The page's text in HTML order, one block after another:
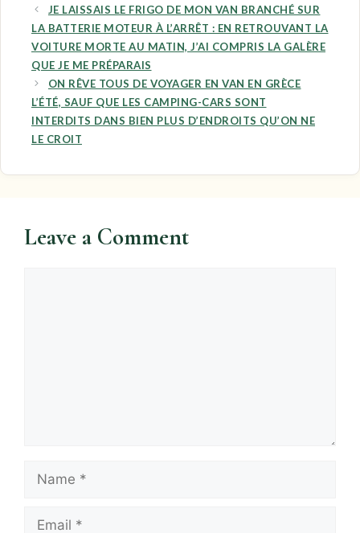
JE LAISSAIS LE FRIGO DE MON VAN BRANCHÉ SUR
LA BATTERIE MOTEUR À L’ARRÊT : EN RETROUVANT LA
VOITURE MORTE AU MATIN, J’AI COMPRIS LA GALÈRE
QUE JE ME PRÉPARAIS
ON RÊVE TOUS DE VOYAGER EN VAN EN GRÈCE
L’ÉTÉ, SAUF QUE LES CAMPING-CARS SONT
INTERDITS DANS BIEN PLUS D’ENDROITS QU’ON NE
LE CROIT
Leave a Comment
Name
Email